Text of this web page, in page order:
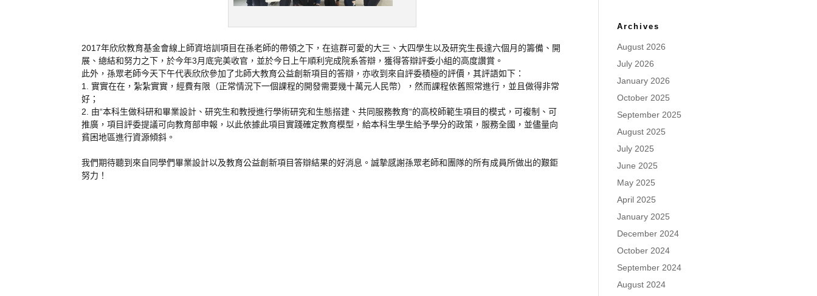
2017年欣欣教育基金會線上師資培訓項目在孫老師的帶領之下，在這群可愛的大三、大四學生以及研究生長達六個月的籌備、開
展、總結和努力之下，於今年3月底完美收官，並於今日上午順利完成院系答辯，獲得答辯評委小組的高度讚賞。
此外，孫眾老師今天下午代表欣欣參加了北師大教育公益創新項目的答辯，亦收到來自評委積極的評價，其評語如下：
1. 實實在在，紮紮實實，經費有限（正常情況下一個課程的開發需要幾十萬元人民幣），然而課程依舊照常進行，並且做得非常
好；
2. 由“本科生做科研和畢業設計、研究生和教授進行學術研究和生態搭建、共同服務教育“的高校師範生項目的模式，可複制、可
推廣，項目評委提議可向教育部申報，以此依據此項目實踐確定教育模型，給本科生學生給予學分的政策，服務全國，並儘量向
貧困地區進行資源傾斜。
我們期待聽到來自同學們畢業設計以及教育公益創新項目答辯結果的好消息。誠摯感謝孫眾老師和團隊的所有成員所做出的艱鉅
努力！
Archives
August 2026
July 2026
January 2026
October 2025
September 2025
August 2025
July 2025
June 2025
May 2025
April 2025
January 2025
December 2024
October 2024
September 2024
August 2024